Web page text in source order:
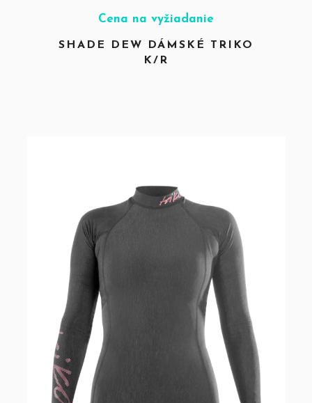
Cena na vyžiadanie
SHADE DEW DÁMSKÉ TRIKO
K/R